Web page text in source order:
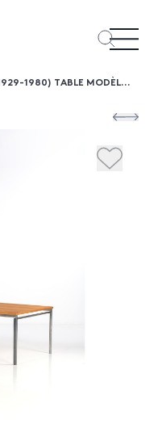
POUL KJAERHOLM (1929-1980) TABLE MODÈLE PK51